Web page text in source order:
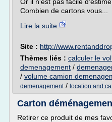
Combien de cartons vous...
Lire la suite
Site : http://
Thèmes liés : calculer le
demenagement /
/ volume camion
demenagement/ location and
Carton
Retirer ce produit de mes